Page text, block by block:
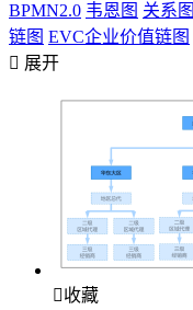
BPMN2.0 韦恩图 关系图
链图 EVC企业价值链图
 展开
收藏